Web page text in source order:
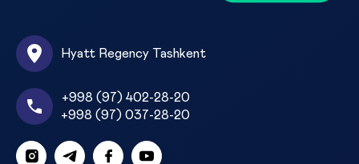
Hyatt Regency Tashkent
+998 (97) 402-28-20
+998 (97) 037-28-20